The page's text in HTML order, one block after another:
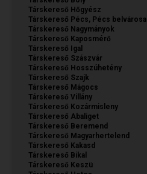
Társkereső Hőgyész
Társkereső Pécs, Pécs belvárosa
Társkereső Nagymányok
Társkereső Kaposmérő
Társkereső Igal
Társkereső Szászvár
Társkereső Hosszúhetény
Társkereső Szajk
Társkereső Mágocs
Társkereső Villány
Társkereső Kozármisleny
Társkereső Abaliget
Társkereső Beremend
Társkereső Magyarhertelend
Társkereső Kakasd
Társkereső Bikal
Társkereső Keszü